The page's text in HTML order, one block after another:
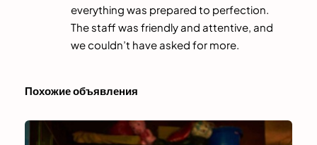
everything was prepared to perfection.
The staff was friendly and attentive, and
we couldn’t have asked for more.
Похожие объявления